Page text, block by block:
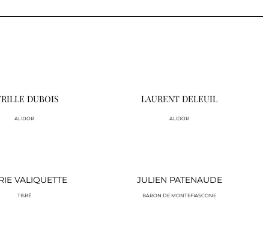
DUBOIS
ALIDOR
LAURENT DELEUIL
ALIDOR
VALIQUETTE
TISBÉ
JULIEN PATENAUDE
BARON DE MONTEFIASCONE